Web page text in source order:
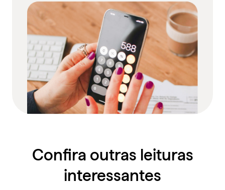
Confira outras leituras
interessantes